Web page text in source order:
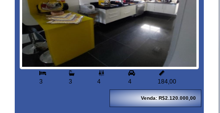
3 3

4 4

184,00
Venda: R$2.120.000,00